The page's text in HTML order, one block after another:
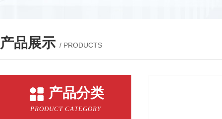
产品展示 / PRODUCTS
产品分类
PRODUCT CATEGORY